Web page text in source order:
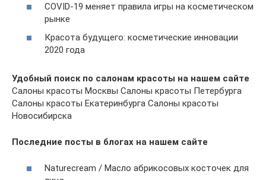
COVID-19 меняет правила игры на косметическом
рынке
Красота будущего: косметические инновации
2020 года
Удобный поиск по салонам красоты на нашем сайте
Салоны красоты Москвы Салоны красоты Петербурга
Салоны красоты Екатеринбурга Салоны красоты
Новосибирска
Последние посты в блогах на нашем сайте
Naturecream / Масло абрикосовых косточек для